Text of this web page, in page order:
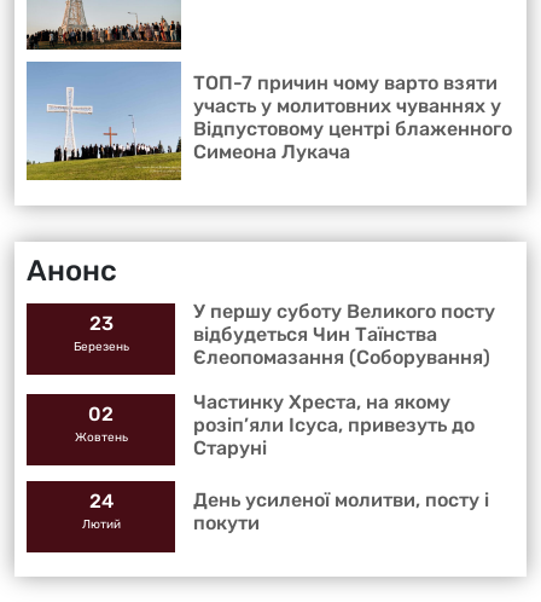
ТОП-7 причин чому варто взяти
участь у молитовних чуваннях у
Відпустовому центрі блаженного
Симеона Лукача
Анонс
23
Березень
У першу суботу Великого посту
відбудеться Чин Таїнства
Єлеопомазання (Соборування)
02
Жовтень
Частинку Хреста, на якому
розіп’яли Ісуса, привезуть до
Старуні
24
Лютий
День усиленої молитви, посту і
покути